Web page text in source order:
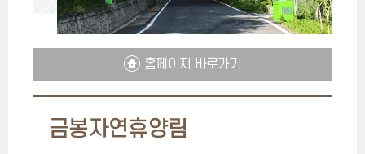
금봉자연휴양림
홈페이지 바로가기